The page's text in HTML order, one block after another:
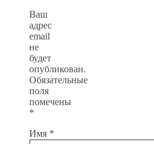
Ваш
адрес
email
не
будет
опубликован.
Обязательные
поля
помечены
*
Имя *